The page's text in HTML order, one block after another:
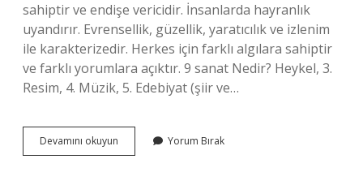
sahiptir ve endişe vericidir. İnsanlarda hayranlık
uyandırır. Evrensellik, güzellik, yaratıcılık ve izlenim
ile karakterizedir. Herkes için farklı algılara sahiptir
ve farklı yorumlara açıktır. 9 sanat Nedir? Heykel, 3.
Resim, 4. Müzik, 5. Edebiyat (şiir ve…
Devamını okuyun
Nelere
Yorum Bırak